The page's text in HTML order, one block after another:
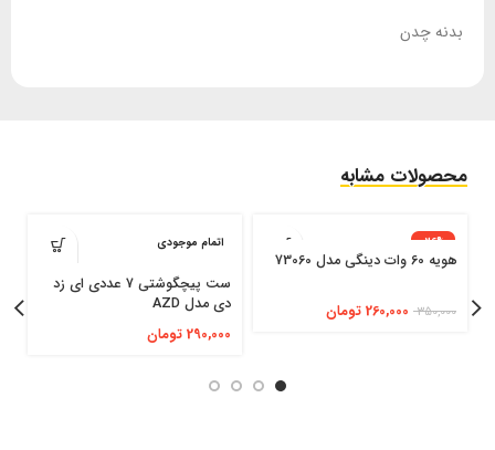
بدنه چدن
محصولات مشابه
-26%
اتمام موجودی
هویه 60 وات دینگی مدل 73060
350,000
260,000 تومان
اتمام موجودی
ست پیچگوشتی 7 عددی ای زد
دی مدل AZD
290,000 تومان